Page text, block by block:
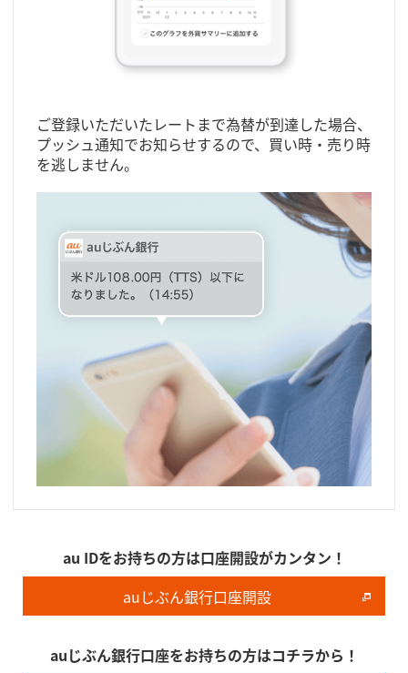
ご登録いただいたレートまで為替が到達した場合、
プッシュ通知でお知らせするので、買い時・売り時
を逃しません。
au IDをお持ちの方は口座開設がカンタン！
auじぶん銀行口座開設
auじぶん銀行口座をお持ちの方はコチラから！